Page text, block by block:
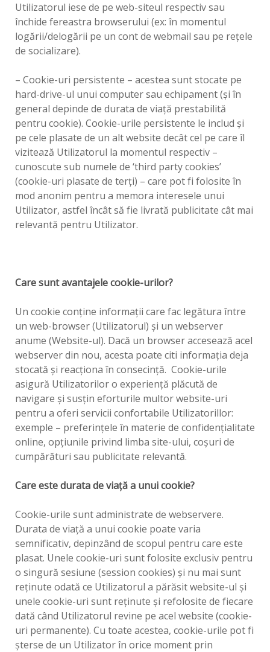
Utilizatorul iese de pe web-siteul respectiv sau
închide fereastra browserului (ex: în momentul
logării/delogării pe un cont de webmail sau pe reţele
de socializare).
– Cookie-uri persistente – acestea sunt stocate pe
hard-drive-ul unui computer sau echipament (şi în
general depinde de durata de viaţă prestabilită
pentru cookie). Cookie-urile persistente le includ şi
pe cele plasate de un alt website decât cel pe care îl
vizitează Utilizatorul la momentul respectiv –
cunoscute sub numele de ‘third party cookies’
(cookie-uri plasate de terţi) – care pot fi folosite în
mod anonim pentru a memora interesele unui
Utilizator, astfel încât să fie livrată publicitate cât mai
relevantă pentru Utilizator.
Care sunt avantajele cookie-urilor?
Un cookie conţine informaţii care fac legătura între
un web-browser (Utilizatorul) şi un webserver
anume (Website-ul). Dacă un browser accesează acel
webserver din nou, acesta poate citi informaţia deja
stocată şi reacţiona în consecinţă. Cookie-urile
asigură Utilizatorilor o experienţă plăcută de
navigare şi susţin eforturile multor website-uri
pentru a oferi servicii confortabile Utilizatorillor:
exemple – preferinţele în materie de confidenţialitate
online, opţiunile privind limba site-ului, coşuri de
cumpărături sau publicitate relevantă.
Care este durata de viaţă a unui cookie?
Cookie-urile sunt administrate de webservere.
Durata de viaţă a unui cookie poate varia
semnificativ, depinzând de scopul pentru care este
plasat. Unele cookie-uri sunt folosite exclusiv pentru
o singură sesiune (session cookies) şi nu mai sunt
reţinute odată ce Utilizatorul a părăsit website-ul şi
unele cookie-uri sunt reţinute şi refolosite de fiecare
dată când Utilizatorul revine pe acel website (cookie-
uri permanente). Cu toate acestea, cookie-urile pot fi
şterse de un Utilizator în orice moment prin